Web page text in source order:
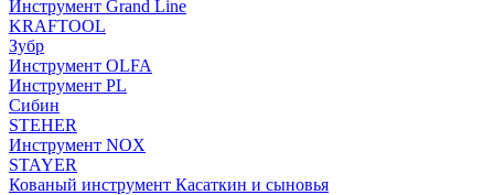
Инструмент Grand Line
KRAFTOOL
Зубр
Инструмент OLFA
Инструмент PL
Сибин
STEHER
Инструмент NOX
STAYER
Кованый инструмент Касаткин и сыновья